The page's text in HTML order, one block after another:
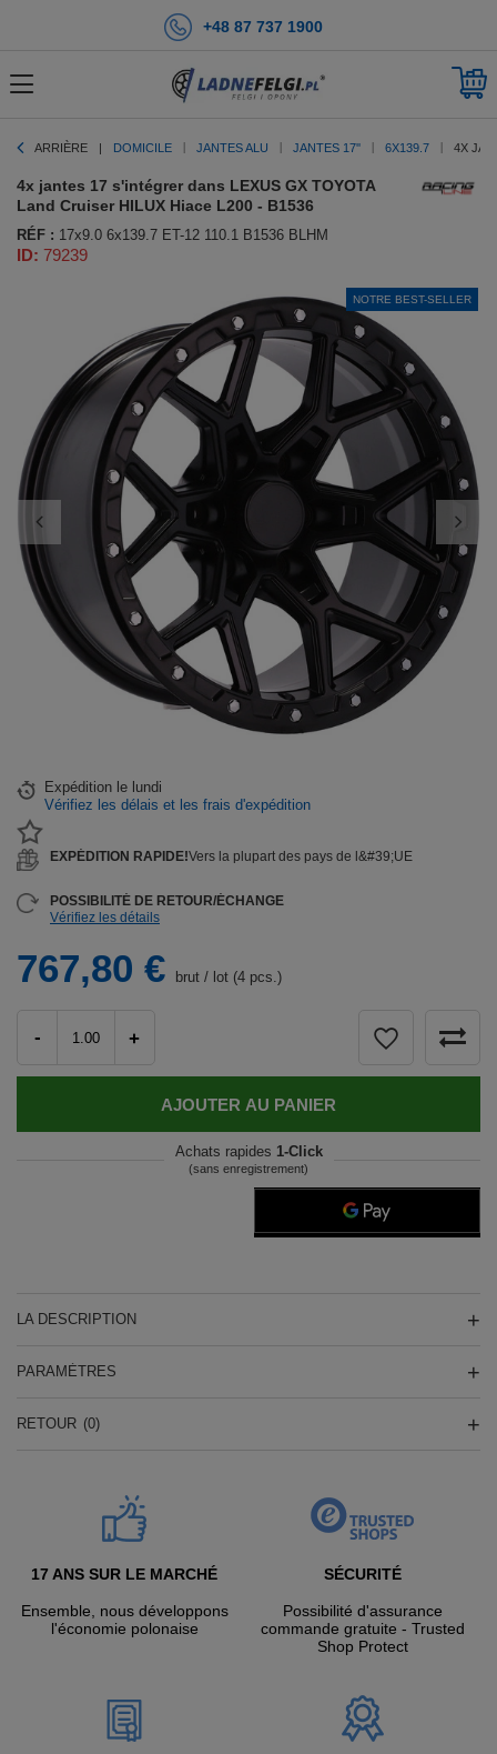
+48 87 737 1900
ARRIÈRE DOMICILE JANTES ALU JANTES 17'' 6X139.7 4X
4x jantes 17 s'intégrer dans LEXUS GX TOYOTA
Land Cruiser HILUX Hiace L200 - B1536
RÉF : 17x9.0 6x139.7 ET-12 110.1 B1536 BLHM
ID: 79239
NOTRE BEST-SELLER
767,80 € brut / lot (4 pcs.)
- +
AJOUTER AU PANIER
Achats rapides 1-Click
(sans enregistrement)
Expédition le lundi
Vérifiez les délais et les frais d'expédition
EXPÉDITION RAPIDE!Vers la plupart des pays de l&#39;UE
POSSIBILITÉ DE RETOUR/ÉCHANGE
Vérifiez les détails
LA DESCRIPTION
PARAMÈTRES
RETOUR (0)
17 ANS SUR LE MARCHÉ
Ensemble, nous développons
l'économie polonaise
SÉCURITÉ
Possibilité d'assurance
commande gratuite - Trusted
Shop Protect